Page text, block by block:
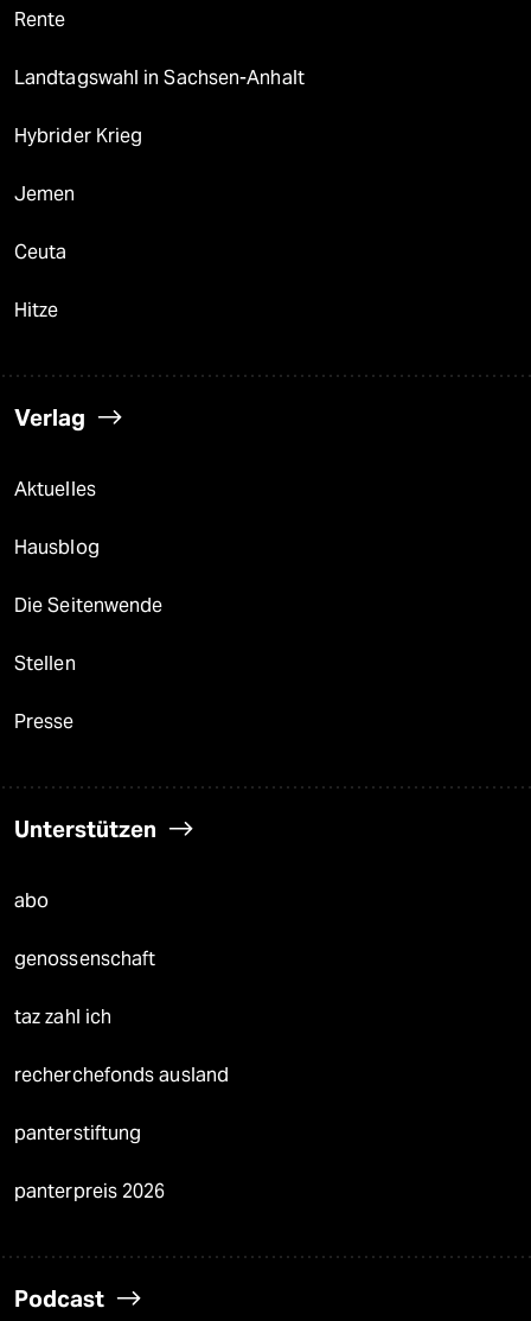
Rente
Landtagswahl in Sachsen-Anhalt
Hybrider Krieg
Jemen
Ceuta
Hitze
Verlag
Aktuelles
Hausblog
Die Seitenwende
Stellen
Presse
Unterstützen
abo
genossenschaft
taz zahl ich
recherchefonds ausland
panterstiftung
panterpreis 2026
Podcast